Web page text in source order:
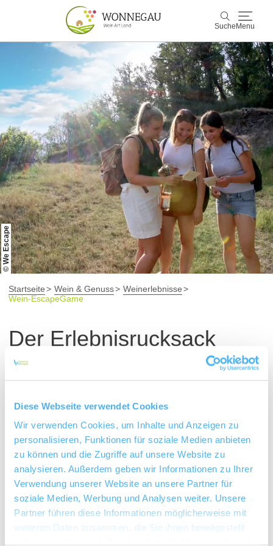
Diese Webseite verwendet Cookies
Wir verwenden Cookies, um Inhalte und Anzeigen zu
personalisieren, Funktionen für soziale Medien anbieten
zu können und die Zugriffe auf unsere Website zu
analysieren. Außerdem geben wir Informationen zu Ihrer
Verwendung unserer Website an unsere Partner für
soziale Medien, Werbung und Analysen weiter. Unsere
Partner führen diese Informationen möglicherweise mit
weiteren Daten zusammen, die Sie ihnen bereitgestellt
Suche Menu
Suche
Wonnegau
Entdecken & Erleben
Wein & Genuss
Kultur & Events
Buchen & Service
© We Escape
Startseite Wein & Genuss
Weinerlebnisse
Wein-EscapeGame
Der Erlebnisrucksack
Die Spieler bekommen vor Ort einen Rucksack mit
gilt Codes zu knacken und eine ganze Menge Schlösser
zu öffnen. Die Spielmaterialien kommen größtenteils
aus der hauseigenen We-Escape-Kreativwerkstatt und
werden handgefertigt. Geschäftsführer Thilo Konstanzer
erklärt: „In jedem Rätsel steckt sehr viel Handarbeit.
Alle Bestandteile werden von uns selbst entwickelt,
hergestellt und so lange getestet, bis sie unseren hohen
Qualitätsanforderungen entsprechen”.